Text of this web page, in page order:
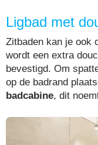
Ligbad met
Zitbaden kan je ook
wordt een extra
bevestigd. Om
op de badrand
badcabine, dit